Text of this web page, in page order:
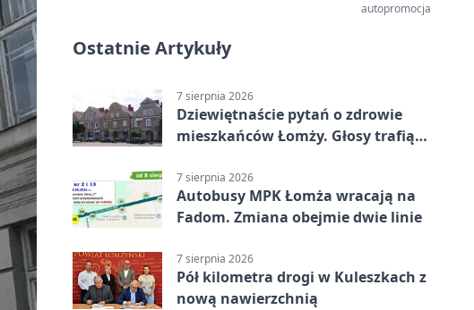
autopromocja
Ostatnie Artykuły
7 sierpnia 2026
Dziewiętnaście pytań o zdrowie
mieszkańców Łomży. Głosy trafią
7 sierpnia 2026
Autobusy MPK Łomża wracają na
Fadom. Zmiana obejmie dwie linie
7 sierpnia 2026
Pół kilometra drogi w Kuleszkach z
nową nawierzchnią